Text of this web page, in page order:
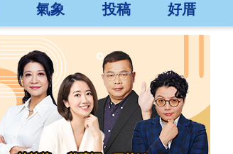
氣象 投稿 好厝